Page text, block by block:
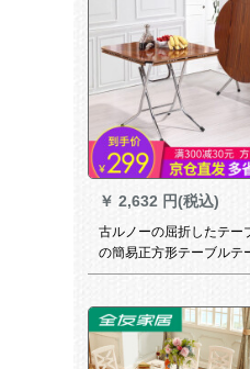
い済み商品です。1.35メ
ルです。
￥ 2,632 円(税込)
古ルノーの屈折したテー
の簡易正方形テーブルテ
ルテーブル小テーブルテ
トドアテーブル大円卓折
たみテーブルN 674-01-茶
折りたたみたテーブルの